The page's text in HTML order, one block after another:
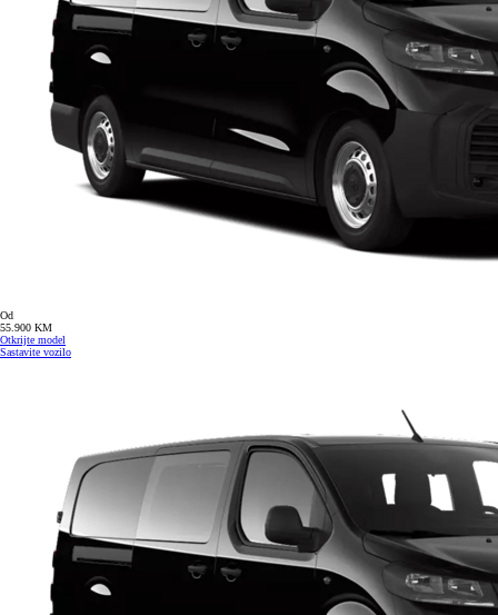
Od
55.900 KM
Otkrijte model
Sastavite vozilo